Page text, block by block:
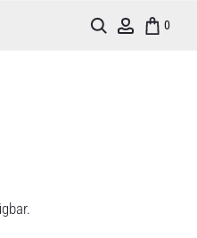
0
Account
Search